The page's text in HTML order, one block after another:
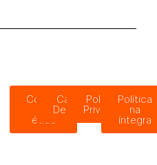
Código
ética
Canal de
Denúncias
Política de
Privacidade
Política
na
íntegra